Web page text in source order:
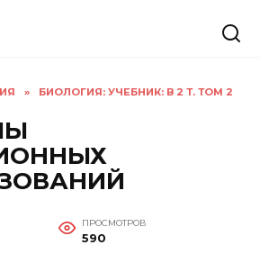
» БИОЛОГИЯ: УЧЕБНИК: В 2 Т. ТОМ 2
ПРОСМОТРОВ
590